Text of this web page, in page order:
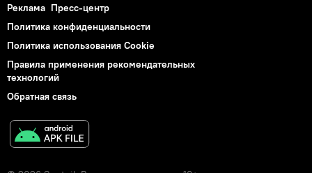
Реклама Пресс-центр
Политика конфиденциальности
Политика использования Cookie
Правила применения рекомендательных
технологий
Обратная связь